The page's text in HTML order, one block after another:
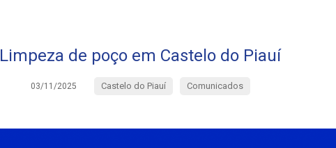
Limpeza de poço em Castelo do Piauí
03/11/2025 Castelo do Piauí Comunicados